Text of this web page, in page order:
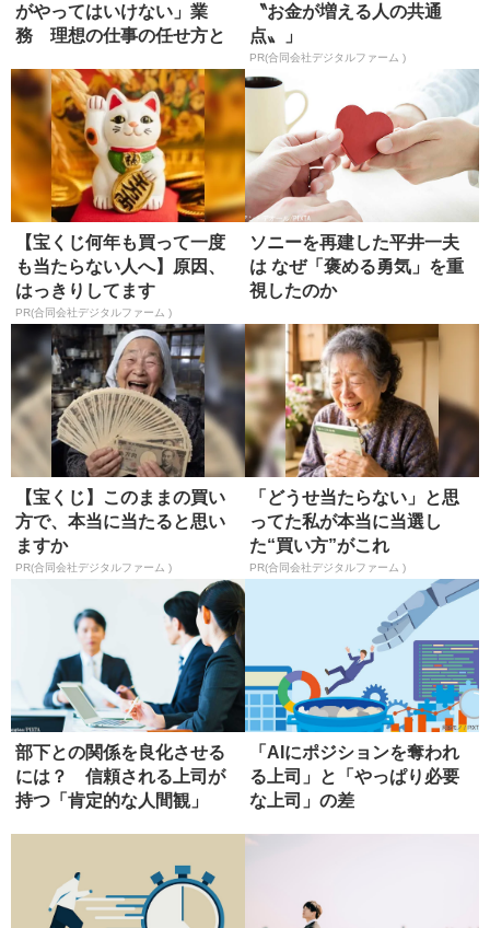
がやってはいけない」業
務 理想の仕事の任せ方と
〝お金が増える人の共通
点〟」
PR(合同会社デジタルファーム )
【宝くじ何年も買って一度
も当たらない人へ】原因、
はっきりしてます
PR(合同会社デジタルファーム )
ソニーを再建した平井一夫
は なぜ「褒める勇気」を重
視したのか
【宝くじ】このままの買い
方で、本当に当たると思い
ますか
PR(合同会社デジタルファーム )
「どうせ当たらない」と思
ってた私が本当に当選し
た“買い方”がこれ
PR(合同会社デジタルファーム )
部下との関係を良化させる
には？ 信頼される上司が
持つ「肯定的な人間観」
「AIにポジションを奪われ
る上司」と「やっぱり必要
な上司」の差